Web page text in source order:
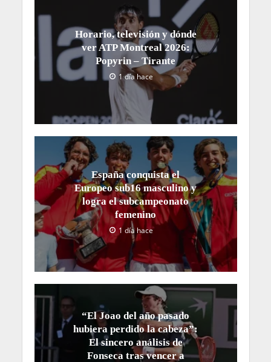
Horario, televisión y dónde
ver ATP Montreal 2026:
Popyrin – Tirante
1 día hace
España conquista el
Europeo sub16 masculino y
logra el subcampeonato
femenino
1 día hace
“El Joao del año pasado
hubiera perdido la cabeza”:
El sincero análisis de
Fonseca tras vencer a